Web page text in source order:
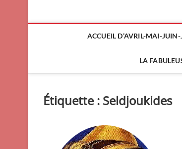
ACCUEIL D’AVRIL-MAI-JUIN-
LA
Étiquette : Seldjoukides